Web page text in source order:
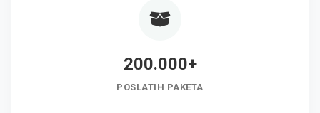
200.000+
POSLATIH PAKETA